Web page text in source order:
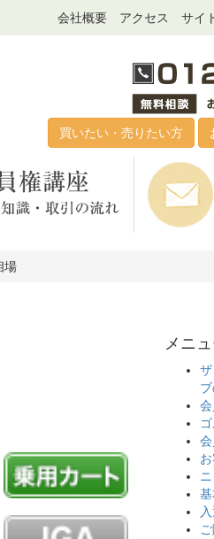
会社概要 アクセス サイ
買いたい・売りたい方
場
メニ